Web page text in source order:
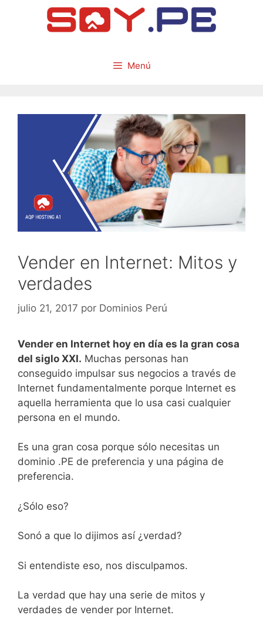
Menú
Vender en Internet: Mitos y
verdades
julio 21, 2017 por Dominios Perú
Vender en Internet hoy en día es la gran cosa
del siglo XXI. Muchas personas han
conseguido impulsar sus negocios a través de
Internet fundamentalmente porque Internet es
aquella herramienta que lo usa casi cualquier
persona en el mundo.
Es una gran cosa porque sólo necesitas un
dominio .PE de preferencia y una página de
preferencia.
¿Sólo eso?
Sonó a que lo dijimos así ¿verdad?
Si entendiste eso, nos disculpamos.
La verdad que hay una serie de mitos y
verdades de vender por Internet.